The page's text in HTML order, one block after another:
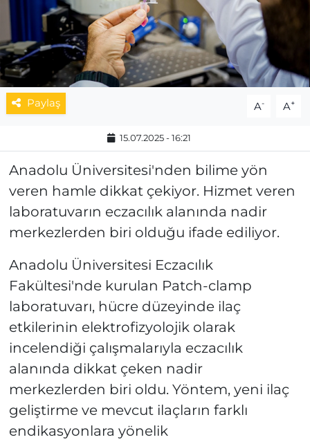
Paylaş A- A+
15.07.2025 - 16:21
Anadolu Üniversitesi'nden bilime yön
veren hamle dikkat çekiyor. Hizmet veren
laboratuvarın eczacılık alanında nadir
merkezlerden biri olduğu ifade ediliyor.
Anadolu Üniversitesi Eczacılık
Fakültesi'nde kurulan Patch-clamp
laboratuvarı, hücre düzeyinde ilaç
etkilerinin elektrofizyolojik olarak
incelendiği çalışmalarıyla eczacılık
alanında dikkat çeken nadir
merkezlerden biri oldu. Yöntem, yeni ilaç
geliştirme ve mevcut ilaçların farklı
endikasyonlara yönelik